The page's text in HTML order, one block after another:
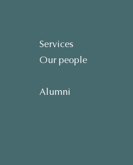
Services
Our people
Alumni